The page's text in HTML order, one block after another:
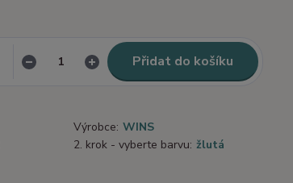
Přidat do košíku
Výrobce: WINS
2. krok - vyberte barvu: žlutá